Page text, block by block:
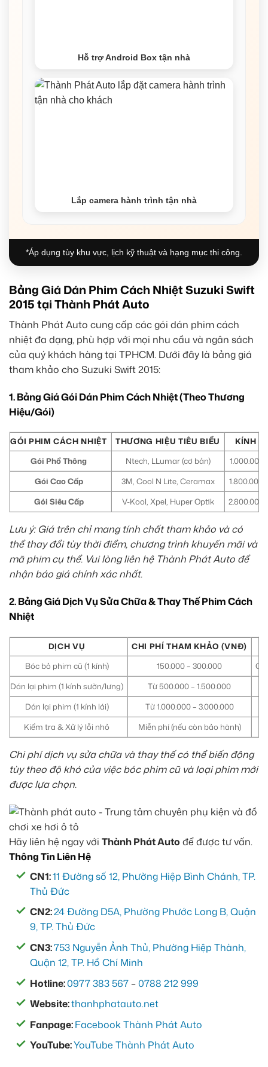
Hỗ trợ Android Box tận nhà
Lắp camera hành trình tận nhà
*Áp dụng tùy khu vực, lịch kỹ thuật và hạng mục thi công.
Bảng Giá Dán Phim Cách Nhiệt Suzuki Swift
2015 tại Thành Phát Auto
Thành Phát Auto cung cấp các gói dán phim cách
nhiệt đa dạng, phù hợp với mọi nhu cầu và ngân sách
của quý khách hàng tại TPHCM. Dưới đây là bảng giá
tham khảo cho Suzuki Swift 2015:
1. Bảng Giá Gói Dán Phim Cách Nhiệt (Theo Thương
Hiệu/Gói)
GÓI PHIM CÁCH NHIỆT THƯƠNG HIỆU TIÊU BIỂU
KÍNH
Gói Phổ Thông
Ntech, LLumar (cơ bản)
1.000.000
Gói Cao Cấp
3M, Cool N Lite, Ceramax
1.800.000
Gói Siêu Cấp
V-Kool, Xpel, Huper Optik 2.800.000
Lưu ý: Giá trên chỉ mang tính chất tham khảo và có
thể thay đổi tùy thời điểm, chương trình khuyến mãi và
mã phim cụ thể. Vui lòng liên hệ Thành Phát Auto để
nhận báo giá chính xác nhất.
2. Bảng Giá Dịch Vụ Sửa Chữa & Thay Thế Phim Cách
Nhiệt
DỊCH VỤ
CHI PHÍ THAM KHẢO (VNĐ)
Bóc bỏ phim cũ (1 kính)
150.000 – 300.000
Dán lại phim (1 kính sườn/lưng)
Từ 500.000 – 1.500.000
Dán lại phim (1 kính lái)
Từ 1.000.000 – 3.000.000
Kiểm tra & Xử lý lỗi nhỏ
Miễn phí (nếu còn bảo hành)
Chi phí dịch vụ sửa chữa và thay thế có thể biến động
tùy theo độ khó của việc bóc phim cũ và loại phim mới
được lựa chọn.
Hãy liên hệ ngay với Thành Phát Auto để được tư vấn.
Thông Tin Liên Hệ
CN1:11 Đường số 12, Phường Hiệp Bình Chánh, TP.
Thủ Đức
CN2:24 Đường D5A, Phường Phước Long B, Quận
9, TP. Thủ Đức
CN3:753 Nguyễn Ảnh Thủ, Phường Hiệp Thành,
Quận 12, TP. Hồ Chí Minh
Hotline:0977 383 567 –0788 212 999
Website:thanhphatauto.net
Fanpage:Facebook Thành Phát Auto
YouTube:YouTube Thành Phát Auto